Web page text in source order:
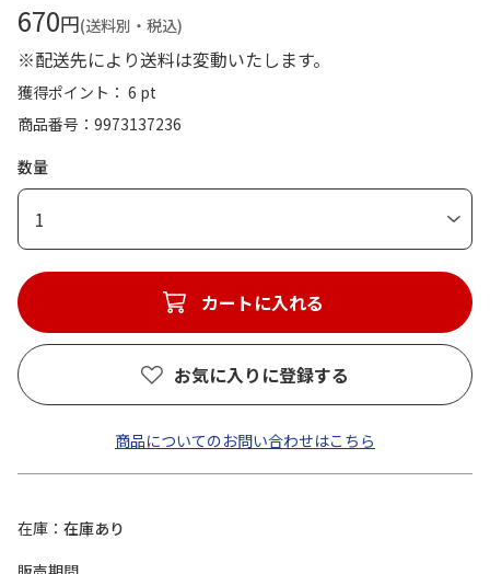
670円(送料別・税込)
※配送先により送料は変動いたします。
獲得ポイント： 6 pt
商品番号
9973137236
数量
1
カートに入れる
お気に入りに登録する
商品についてのお問い合わせはこちら
在庫
在庫あり